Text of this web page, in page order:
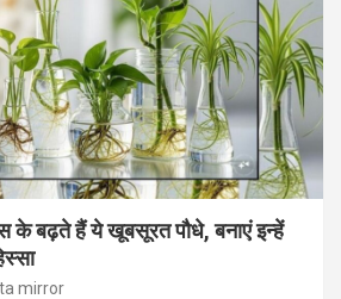
के बढ़ते हैं ये खूबसूरत पौधे, बनाएं इन्‍हें
mirror